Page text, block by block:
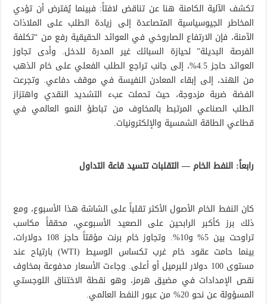
تكشف الآلية الكامنة هنا عن تناقض لافتاً: فبينما يُفترض أن تؤدي
المخاطر الجيوسياسية المتصاعدة إلى زيادة الطلب على الملاذات
الآمنة، فإن الارتفاع الصاروخي في العوائد الحقيقية رفع من “تكلفة
الفرصة البديلة” لحيازة السبائك غير المدرة للدخل. وأدى تجاوز
العوائد حاجز 4.5%، إلى جانب تراجع الطلب الفعلي على خام الذهب
من الهند، إلى إبقاء المعادن النفيسة في موقف دفاعي. وتجرعت
الفضة ضربة مزدوجة، حيث تحملت عبء التشديد النقدي واهتزاز
الطلب الصناعي المرتبط بالمخاوف من تباطؤ النمو العالمي في
قطاعي الطاقة الشمسية والإلكترونيات.
رابعاً: النفط الخام — التقلبات تتسيد قاعة التداول
كان النفط الخام الأصول الأكثر تقلباً على الشاشة هذا الأسبوع، ومع
ذلك برز كأكبر الرابحين على الصعيد الأسبوعي، محققاً مكاسب
تراوحت بين 5% و10%. وتجاوز خام برنت مؤقتاً حاجز 108 دولارات،
بينما حامت عقود خام غرب تكساس الوسيط (WTI) بارتياح عند
مستوى 100 دولار للبرميل أو أعلى. وجاءت الأسعار مدفوعة بمخاوف
نقص الإمدادات في مضيق هرمز، وهو نقطة الاختناق اللوجستي
المسؤولة عن نحو 20% من عبور النفط العالمي.